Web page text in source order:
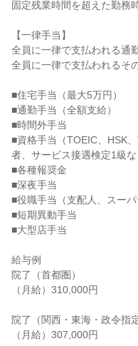
固定残業時間を超えた勤務
【一律手当】
全員に一律で支払われる通
全員に一律で支払われるそ
■住宅手当（最大5万円）
■通勤手当（全額支給）
■時間外手当
■資格手当（TOEIC、HSK
者、サービス接遇検定1級な
■各種報奨金
■深夜手当
■役職手当（支配人、スーパ
■短期異動手当
■大型店手当
給与例
院了（首都圏）
（月給）310,000円
院了（関西・東海・政令指
（月給）307,000円